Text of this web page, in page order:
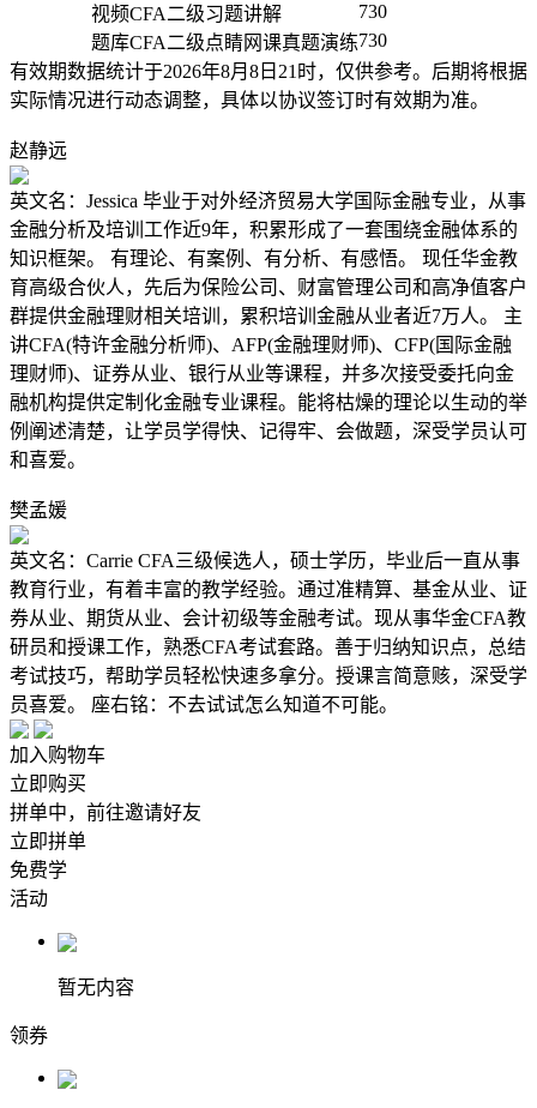
视频CFA二级习题讲解
730
题库CFA二级点睛网课真题演练730
有效期数据统计于2026年8月8日21时，仅供参考。后期将根据
实际情况进行动态调整，具体以协议签订时有效期为准。
赵静远
英文名：Jessica 毕业于对外经济贸易大学国际金融专业，从事
金融分析及培训工作近9年，积累形成了一套围绕金融体系的
知识框架。 有理论、有案例、有分析、有感悟。 现任华金教
育高级合伙人，先后为保险公司、财富管理公司和高净值客户
群提供金融理财相关培训，累积培训金融从业者近7万人。 主
讲CFA(特许金融分析师)、AFP(金融理财师)、CFP(国际金融
理财师)、证券从业、银行从业等课程，并多次接受委托向金
融机构提供定制化金融专业课程。能将枯燥的理论以生动的举
例阐述清楚，让学员学得快、记得牢、会做题，深受学员认可
和喜爱。
樊孟媛
英文名：Carrie CFA三级候选人，硕士学历，毕业后一直从事
教育行业，有着丰富的教学经验。通过准精算、基金从业、证
券从业、期货从业、会计初级等金融考试。现从事华金CFA教
研员和授课工作，熟悉CFA考试套路。善于归纳知识点，总结
考试技巧，帮助学员轻松快速多拿分。授课言简意赅，深受学
员喜爱。 座右铭：不去试试怎么知道不可能。
加入购物车
立即购买
拼单中，前往邀请好友
立即拼单
免费学
活动
暂无内容
领券